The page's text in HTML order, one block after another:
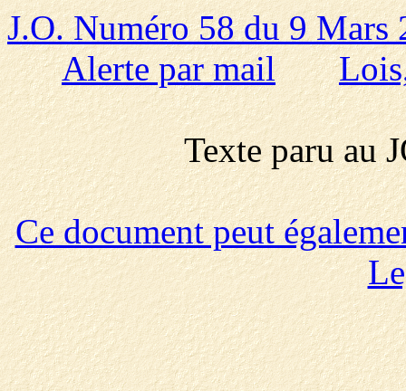
J.O. Numéro 58 du 9 Mars
Alerte par mail
Texte paru au
Ce document peut